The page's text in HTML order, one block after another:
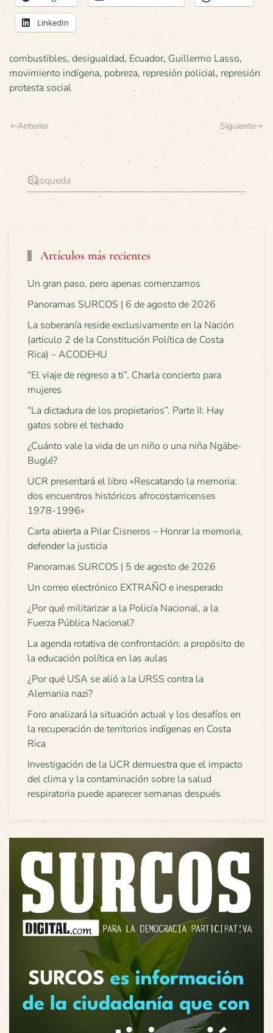
LinkedIn
combustibles, desigualdad, Ecuador,Guillermo Lasso,
movimiento indígena, pobreza, represión policial, represión
protesta social
Anterior Siguiente
Artículos más recientes
Un gran paso, pero apenas comenzamos
Panoramas SURCOS | 6 de agosto de 2026
La soberanía reside exclusivamente en la Nación
(artículo 2 de la Constitución Política de Costa
Rica) – ACODEHU
“El viaje de regreso a ti”. Charla concierto para
mujeres
“La dictadura de los propietarios”. Parte II: Hay
gatos sobre el techado
¿Cuánto vale la vida de un niño o una niña Ngäbe-
Buglé?
UCR presentará el libro «Rescatando la memoria:
dos encuentros históricos afrocostarricenses
1978-1996»
Carta abierta a Pilar Cisneros – Honrar la memoria,
defender la justicia
Panoramas SURCOS | 5 de agosto de 2026
Un correo electrónico EXTRAÑO e inesperado
¿Por qué militarizar a la Policía Nacional, a la
Fuerza Pública Nacional?
La agenda rotativa de confrontación: a propósito de
la educación política en las aulas
¿Por qué USA se alió a la URSS contra la
Alemania nazi?
Foro analizará la situación actual y los desafíos en
la recuperación de territorios indígenas en Costa
Rica
Investigación de la UCR demuestra que el impacto
del clima y la contaminación sobre la salud
respiratoria puede aparecer semanas después